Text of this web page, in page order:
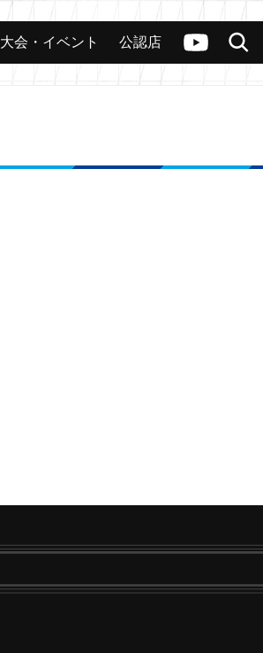
ヴァンガードch
検索
大会 公認店舗 その他
大会・イベント 公認店